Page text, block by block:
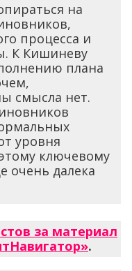
на
процесса и
К Кишиневу
плана
смысла нет.
уровня
ключевому
очень далека
за материал
.